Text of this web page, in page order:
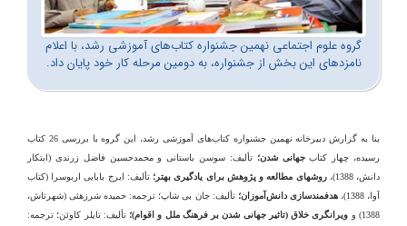
گروه علوم اجتماعی نهمین جشنواره کتاب‌های آموزشی رشد، با اعلام
نامزدهای این بخش از جشنواره، به دومین مرحله کار خود پایان داد.
بنا به گزارش دبیرخانه نهمین جشنواره کتاب‌های آموزشی رشد، این گروه با بررسی 26 کتاب
رسیده، چهار کتاب جهانی شدن؛تألیف: سوسن باستانی و محمدحسین فاضل زرندی (ابتکار
دانش، 1388)،
روش‏های مطالعه و پژوهش برای یادگیری بهتر؛تألیف: ایرج بابایی اربوسرا (کتاب
آوا، 1388)،
هدفمندسازی دانش‌آموزان؛تألیف: جان بی شاپ؛ ترجمه: حمیده شرزه­ئی (شهرتاش،
1388) و
ویرانگری خلاق (تاثیر جهانی شدن بر فرهنگ ملل و اقوام)؛تألیف: تایلر کاوئن؛ ترجمه: